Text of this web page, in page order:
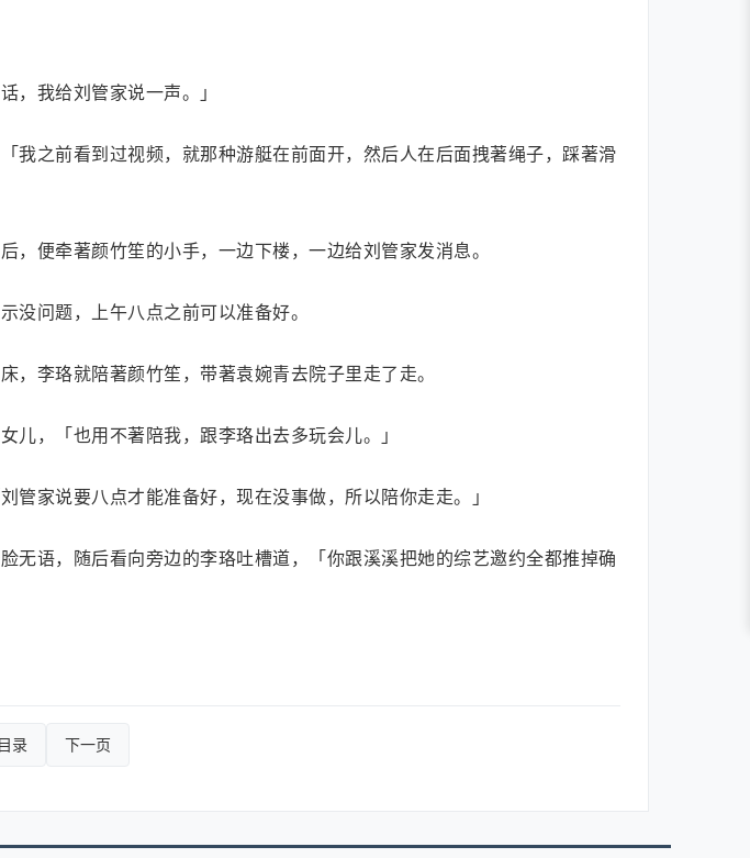
，我给刘管家说一声。」
我之前看到过视频，就那种游艇在前面开，然后人在后面拽著绳子，踩著滑
，便牵著颜竹笙的小手，一边下楼，一边给刘管家发消息。
没问题，上午八点之前可以准备好。
李珞就陪著颜竹笙，带著袁婉青去院子里走了走。
儿，「也用不著陪我，跟李珞出去多玩会儿。」
管家说要八点才能准备好，现在没事做，所以陪你走走。」
语，随后看向旁边的李珞吐槽道，「你跟溪溪把她的综艺邀约全都推掉确
目录 下一页